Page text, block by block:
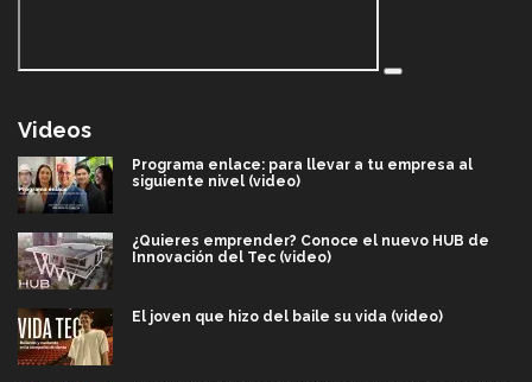
Videos
Programa enlace: para llevar a tu empresa al
siguiente nivel (video)
¿Quieres emprender? Conoce el nuevo HUB de
Innovación del Tec (video)
El joven que hizo del baile su vida (video)